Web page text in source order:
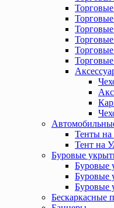
Тенты на
Тент на
Буровые
Буровые
Буровые
Буровые
Бескаркасные